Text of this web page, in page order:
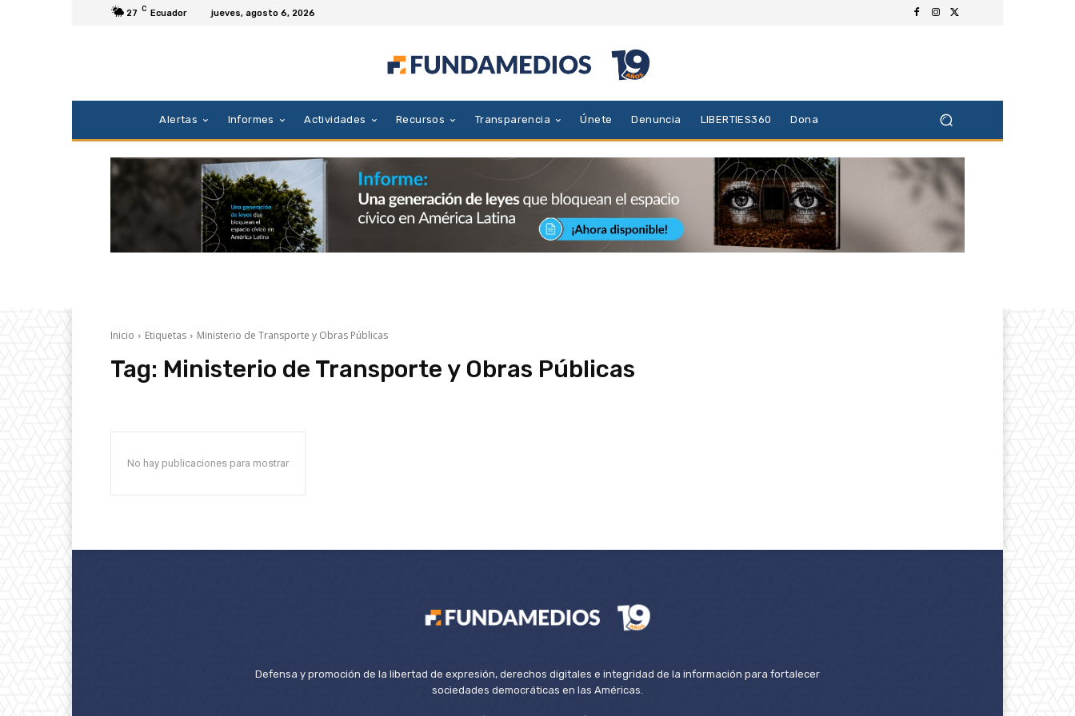
27 C Ecuador jueves, agosto 6, 2026
Alertas Informes Actividades Recursos Transparencia Únete Denuncia LIBERTIES360 Dona
Inicio Etiquetas Ministerio de Transporte y Obras Públicas
Tag: Ministerio de Transporte y Obras Públicas
No hay publicaciones para mostrar
Defensa y promoción de la libertad de expresión, derechos digitales e integridad de la información para fortalecer
sociedades democráticas en las Américas.